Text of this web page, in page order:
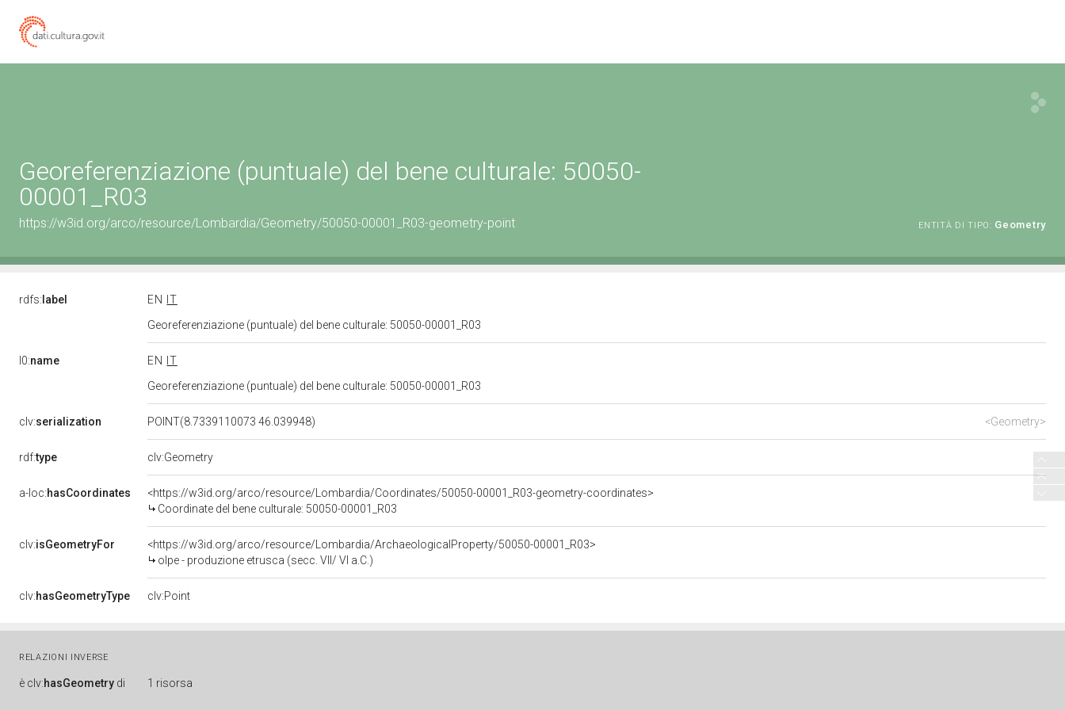
Georeferenziazione (puntuale) del bene culturale: 50050-
00001_R03
https://w3id.org/arco/resource/Lombardia/Geometry/50050-00001_R03-geometry-point ENTITÀ DI TIPO: Geometry
rdfs: label EN
IT
Georeferenziazione (puntuale) del bene culturale: 50050-00001_R03
l0:name EN
IT
Georeferenziazione (puntuale) del bene culturale: 50050-00001_R03
clv:serialization <Geometry>
POINT(8.7339110073 46.039948)
rdf:type clv:Geometry
a-loc:hasCoordinates
<https://w3id.org/arco/resource/Lombardia/Coordinates/50050-00001_R03-geometry-coordinates>
Coordinate del bene culturale: 50050-00001_R03
clv:isGeometryFor
<https://w3id.org/arco/resource/Lombardia/ArchaeologicalProperty/50050-00001_R03>
olpe - produzione etrusca (secc. VII/ VI a.C.)
clv:hasGeometryType clv:Point
RELAZIONI INVERSE
è clv:hasGeometry di 1 risorsa